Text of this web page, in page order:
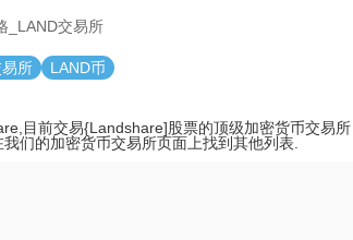
_LAND交易所
所
LAND币
目前交易{Landshare]股票的顶级加密货币交易所
们的加密货币交易所页面上找到其他列表.